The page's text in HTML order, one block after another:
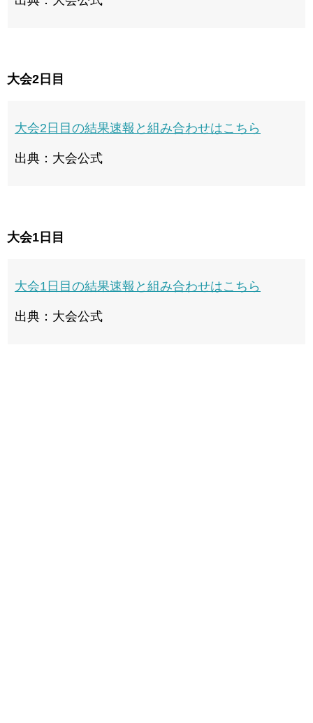
大会2日目
大会2日目の結果速報と組み合わせはこちら
出典：大会公式
大会1日目
大会1日目の結果速報と組み合わせはこちら
出典：大会公式